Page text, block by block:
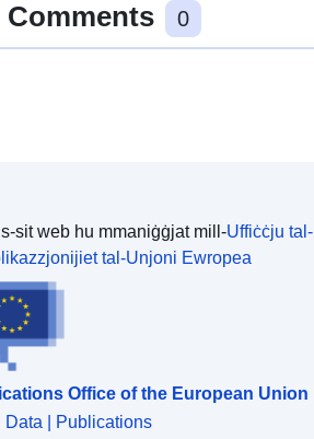
Comments 0
sit web hu mmaniġġjat mill-Uffiċċju tal-
tal-Unjoni Ewropea
Office of the European Union
Data | Publications